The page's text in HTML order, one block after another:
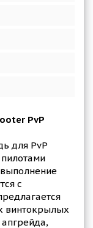
PvP
для PvP
с
винтокрылых